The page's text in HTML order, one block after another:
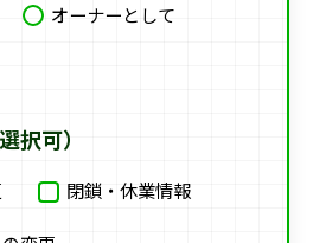
オーナーとして
択可）
閉鎖・休業情報